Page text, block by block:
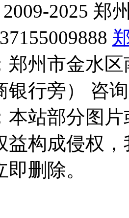
2025 郑
郑州市金水
银行旁） 咨
本站部分图
益构成侵权
删除。